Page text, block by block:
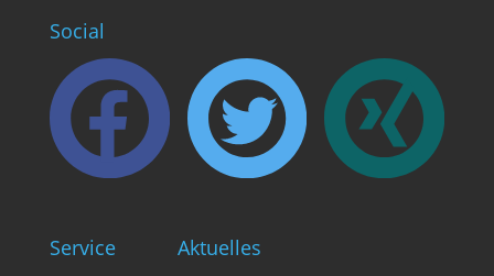
Social
Service Aktuelles